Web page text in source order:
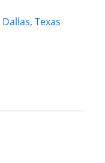
Dallas, Texas